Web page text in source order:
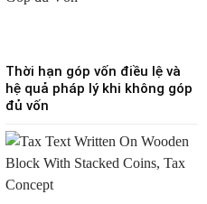
Thời hạn góp vốn điều lệ và
hệ quả pháp lý khi không góp
đủ vốn